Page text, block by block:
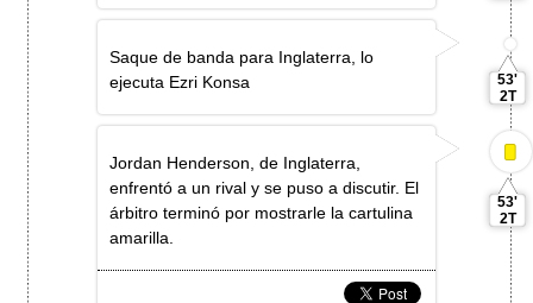
Saque de banda para Inglaterra, lo
ejecuta Ezri Konsa
53'
2T
Jordan Henderson, de Inglaterra,
enfrentó a un rival y se puso a discutir. El
árbitro terminó por mostrarle la cartulina
amarilla.
53'
2T